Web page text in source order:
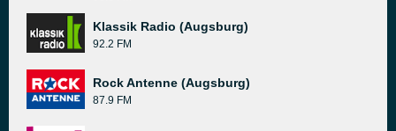
Klassik Radio (Augsburg)
92.2 FM
Rock Antenne (Augsburg)
87.9 FM